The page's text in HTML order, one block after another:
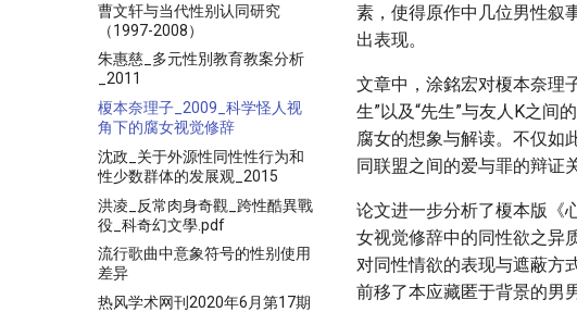
曹文轩与当代性别认同研究
（1997-2008）
朱惠慈_多元性別教育教案分析
_2011
榎本奈理子_2009_科学怪人视
角下的腐女视觉修辞
沈政_关于外源性同性性行为和
性少数群体的发展观_2015
洪凌_反常肉身奇觀_跨性酷異戰
役_科奇幻文學.pdf
流行歌曲中意象符号的性别使用
差异
热风学术网刊2020年6月第17期
素，使得原作中几位男性叙
出表现。
文章中，涂銘宏对榎本奈理
生”以及“先生”与友人K之间
腐女的想象与解读。不仅如
同联盟之间的爱与罪的辩证
论文进一步分析了榎本版《
女视觉修辞中的同性欲之异
对同性情欲的表现与遮蔽方
前移了本应藏匿于背景的男